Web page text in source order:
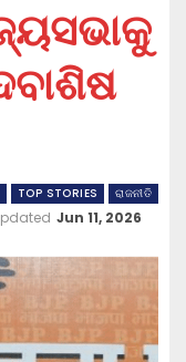
TOP STORIES ରାଜନୀତି
Jun 11, 2026